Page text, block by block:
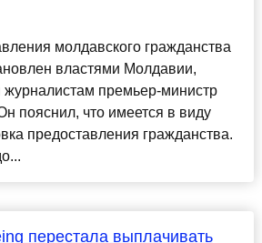
молдавского гражданства
властями Молдавии,
премьер-министр
пояснил, что имеется в виду
предоставления гражданства.
перестала выплачивать